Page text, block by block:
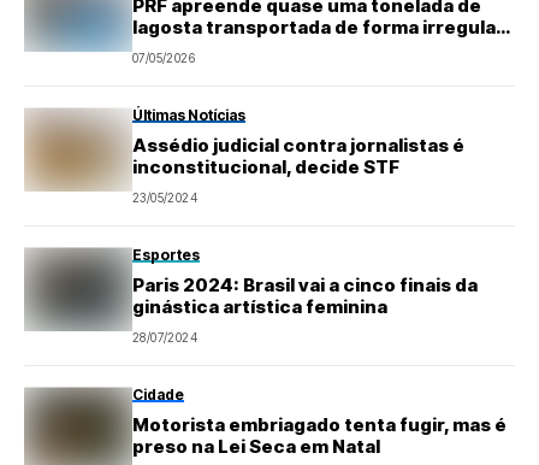
PRF apreende quase uma tonelada de
lagosta transportada de forma irregular
no RN
07/05/2026
Últimas Notícias
Assédio judicial contra jornalistas é
inconstitucional, decide STF
23/05/2024
Esportes
Paris 2024: Brasil vai a cinco finais da
ginástica artística feminina
28/07/2024
Cidade
Motorista embriagado tenta fugir, mas é
preso na Lei Seca em Natal